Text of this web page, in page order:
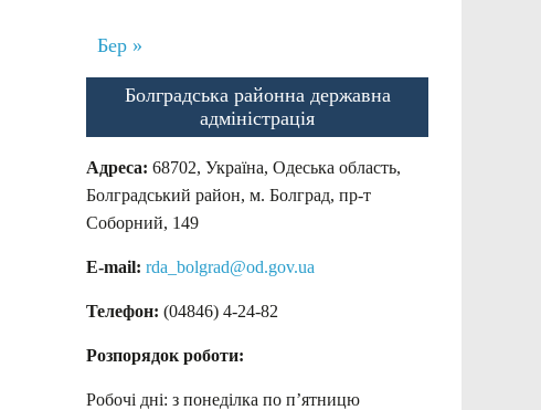
Бер »
Болградська районна державна
адміністрація
Адреса: 68702, Україна, Одеська область,
Болградський район, м. Болград, пр-т
Соборний, 149
E-mail: rda_bolgrad@od.gov.ua
Телефон: (04846) 4-24-82
Розпорядок роботи:
Робочі дні: з понеділка по п’ятницю